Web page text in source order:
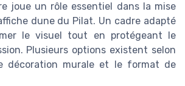
joue un rôle essentiel dans la mise
dune du Pilat. Un cadre adapté
le visuel tout en protégeant le
Plusieurs options existent selon
décoration murale et le format de